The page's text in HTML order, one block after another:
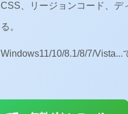
CSS、リージョンコード、デ
る。
Windows11/10/8.1/8/7/Vista...